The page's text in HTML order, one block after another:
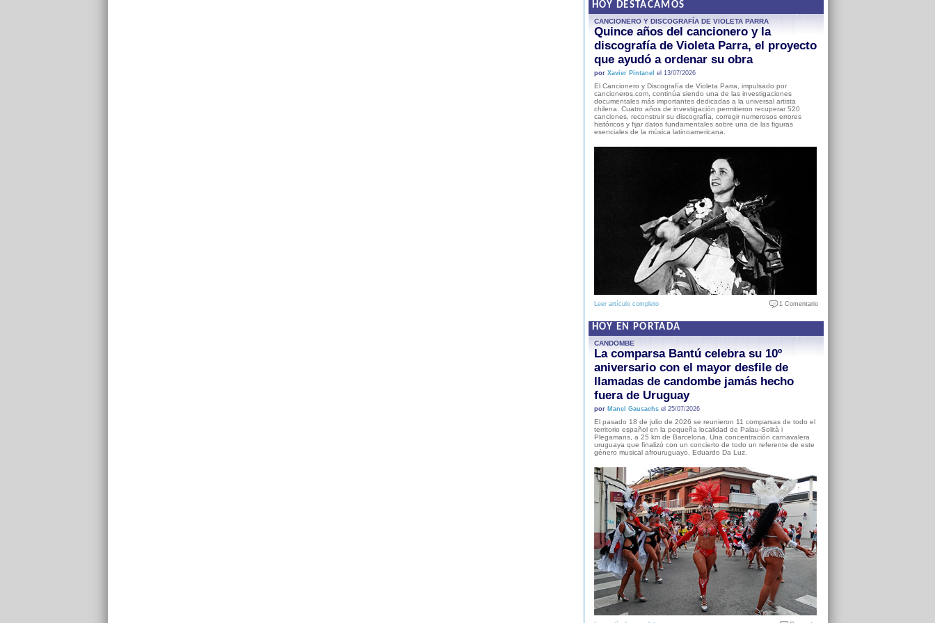
HOY DESTACAMOS
CANCIONERO Y DISCOGRAFÍA DE VIOLETA PARRA
Quince años del cancionero y la
discografía de Violeta Parra, el proyecto
que ayudó a ordenar su obra
por Xavier Pintanel el 13/07/2026
El Cancionero y Discografía de Violeta Parra, impulsado por
cancioneros.com, continúa siendo una de las investigaciones
documentales más importantes dedicadas a la universal artista
chilena. Cuatro años de investigación permitieron recuperar 520
canciones, reconstruir su discografía, corregir numerosos errores
históricos y fijar datos fundamentales sobre una de las figuras
esenciales de la música latinoamericana.
Leer artículo completo 1 Comentario
HOY EN PORTADA
CANDOMBE
La comparsa Bantú celebra su 10º
aniversario con el mayor desfile de
llamadas de candombe jamás hecho
fuera de Uruguay
por Manel Gausachsel 25/07/2026
El pasado 18 de julio de 2026 se reunieron 11 comparsas de todo el
territorio español en la pequeña localidad de Palau-Solità i
Plegamans, a 25 km de Barcelona. Una concentración carnavalera
uruguaya que finalizó con un concierto de todo un referente de este
género musical afrouruguayo, Eduardo Da Luz.